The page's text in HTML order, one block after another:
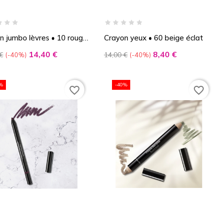
jumbo lèvres • 10 rouge
-40% Prix
14,40 €
Crayon yeux • 60 beige éclat
Prix
14,00 € -40% Prix
8,40 €
favorite_border -40% favorite_border